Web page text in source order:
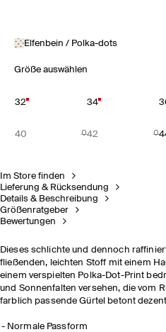
Elfenbein / Polka-dots
Größe auswählen
32 34
40 42
Im Store finden
Lieferung & Rücksendung
Details & Beschreibung
Größenratgeber
Bewertungen
Dieses schlichte und dennoch
fließenden, leichten Stoff mit einem
einem verspielten Polka-Dot-Print
und Sonnenfalten versehen, die vom
farblich passende Gürtel betont dezent
Normale Passform